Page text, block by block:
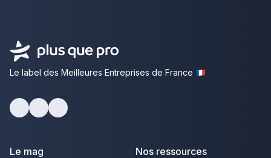
Le label des Meilleures Entreprises de France
Le mag Nos ressources